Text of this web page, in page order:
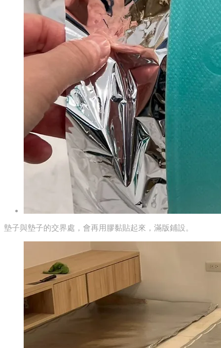
​墊子與墊子的交界處，會再用膠黏貼起來，滿版鋪設。